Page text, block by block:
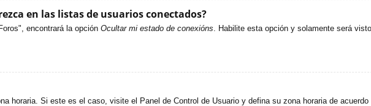
en las listas de usuarios conectados?
encontrará la opción Ocultar mi estado de conexións. Habilite esta opción y solamente será
horaria. Si este es el caso, visite el Panel de Control de Usuario y defina su zona horaria de